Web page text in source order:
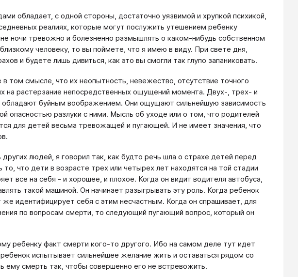
обладает, с одной стороны, достаточно уязвимой и хрупкой психикой,
реалиях, которые могут послужить утешением ребенку
ночи тревожно и болезненно размышлять о каком-нибудь собственном
человеку, то вы поймете, что я имею в виду. При свете дня,
и будете лишь дивиться, как это вы смогли так глупо запаниковать.
том смысле, что их неопытность, невежество, отсутствие точного
на растерзание непосредственных ощущений момента. Двух-, трех- и
буйным воображением. Они ощущают сильнейшую зависимость
опасностью разлуки с ними. Мысль об уходе или о том, что родителей
для детей весьма тревожащей и пугающей. И не имеет значения, что
людей, я говорил так, как будто речь шла о страхе детей перед
что дети в возрасте трех или четырех лет находятся на той стадии
все на себя - и хорошее, и плохое. Когда он видит водителя автобуса,
такой машиной. Он начинает разыгрывать эту роль. Когда ребенок
же идентифицирует себя с этим несчастным. Когда он спрашивает, для
по вопросам смерти, то следующий пугающий вопрос, который он
ребенку факт смерти кого-то другого. Ибо на самом деле тут идет
испытывает сильнейшее желание жить и оставаться рядом со
ему смерть так, чтобы совершенно его не встревожить.